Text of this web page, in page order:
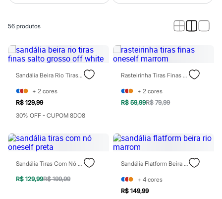
Calças
Jeans
Macacões
Saias
Shorts e Bermudas
Acessórios
Bolsas
Bonés e Chapéus
Bijoux
Óculos
Relógios
Calçados
Botas
Rasteirinhas
56 produtos
Sandália Beira Rio Tiras Finas Salto Grosso Off White
+ 2 cores
R$ 129,99
30% OFF - CUPOM 8DO8
Rasteirinha Tiras Finas Oneself Marrom
+ 2 cores
R$ 59,99R$ 79,99
Sandália Tiras Com Nó Oneself Preta
R$ 129,99R$ 199,99
Sandália Flatform Beira Rio Marrom
+ 4 cores
R$ 149,99